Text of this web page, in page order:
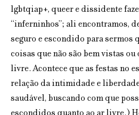
lgbtqiap+, queer e dissidente
“inferninhos”; ali encontramos,
seguro e escondido para sermos
coisas que não são bem vistas
livre. Acontece que as festas no
relação da intimidade e
saudável, buscando com que